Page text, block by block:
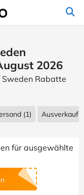
2026
Sweden Rabatte
(1) Ausverkauf
für ausgewählte